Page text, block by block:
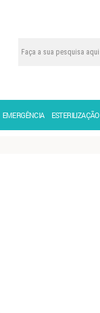
EMERGÊNCIA ESTERILIZAÇÃO